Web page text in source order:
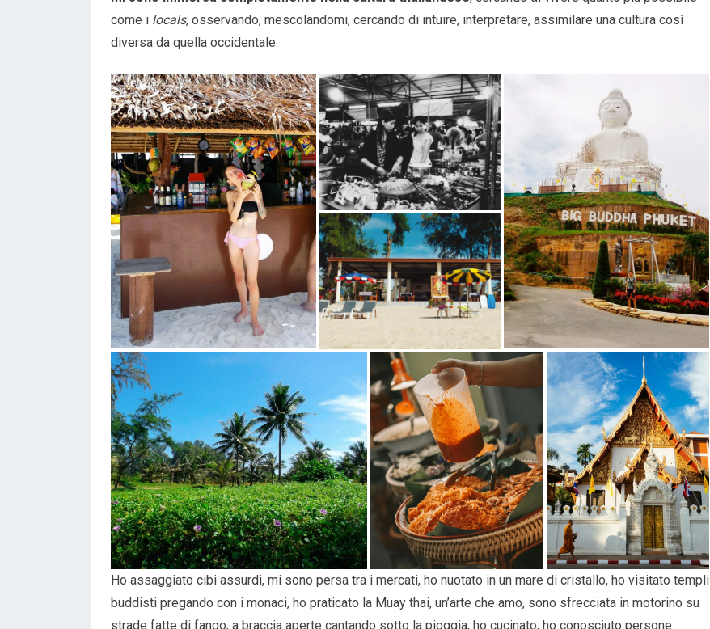
come i locals, osservando, mescolandomi, cercando di intuire, interpretare, assimilare una cultura così
diversa da quella occidentale.
Ho assaggiato cibi assurdi, mi sono persa tra i mercati, ho nuotato in un mare di cristallo, ho visitato templi
buddisti pregando con i monaci, ho praticato la Muay thai, un’arte che amo, sono sfrecciata in motorino su
strade fatte di fango, a braccia aperte cantando sotto la pioggia, ho cucinato, ho conosciuto persone